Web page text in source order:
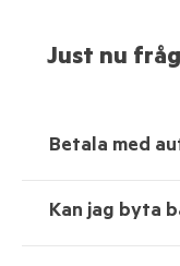
Just nu
Betala med
Kan jag byta